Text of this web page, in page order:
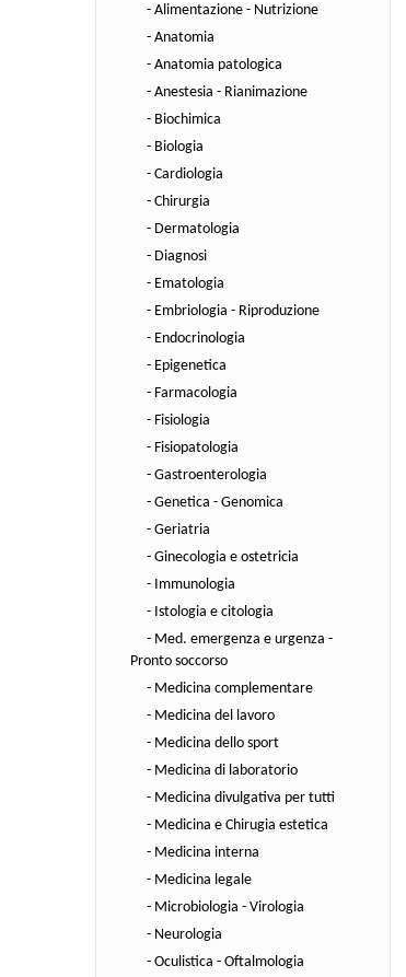
- Alimentazione - Nutrizione
- Anatomia
- Anatomia patologica
- Anestesia - Rianimazione
- Biochimica
- Biologia
- Cardiologia
- Chirurgia
- Dermatologia
- Diagnosi
- Ematologia
- Embriologia - Riproduzione
- Endocrinologia
- Epigenetica
- Farmacologia
- Fisiologia
- Fisiopatologia
- Gastroenterologia
- Genetica - Genomica
- Geriatria
- Ginecologia e ostetricia
- Immunologia
- Istologia e citologia
- Med. emergenza e urgenza -
Pronto soccorso
- Medicina complementare
- Medicina del lavoro
- Medicina dello sport
- Medicina di laboratorio
- Medicina divulgativa per tutti
- Medicina e Chirugia estetica
- Medicina interna
- Medicina legale
- Microbiologia - Virologia
- Neurologia
- Oculistica - Oftalmologia